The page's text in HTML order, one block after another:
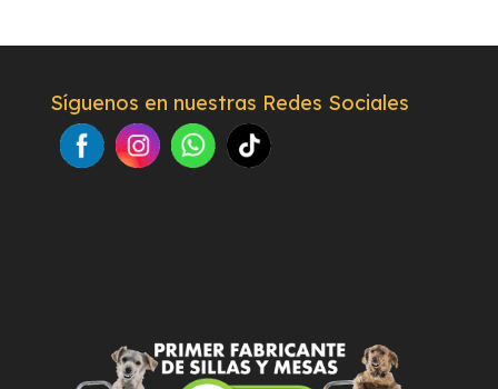
Síguenos en nuestras Redes Sociales